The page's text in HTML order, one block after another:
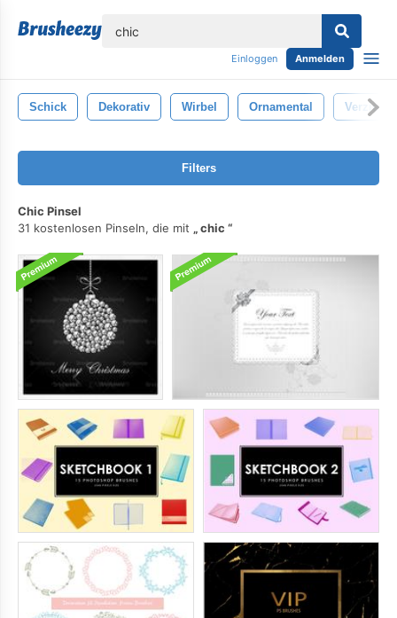
Einloggen Anmelden
Schick Dekorativ Wirbel Ornamental
Filters
Chic Pinsel
31 kostenlosen Pinseln, die mit
chic